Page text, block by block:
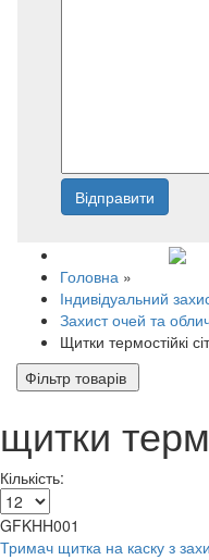
Відправити
Головна »
Індивідуальний
Захист очей та
Щитки термостійкі
Фільтр товарів
щитки
Кількість:
GFKHH001
Тримач щитка на каску з